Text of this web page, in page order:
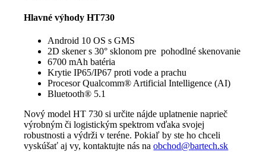
Hlavné výhody HT730
Android 10 OS s GMS
2D skener s 30° sklonom pre pohodlné skenovanie
6700 mAh batéria
Krytie IP65/IP67 proti vode a prachu
Procesor Qualcomm® Artificial Intelligence (AI)
Bluetooth® 5.1
Nový model HT 730 si určite nájde uplatnenie naprieč
výrobným či logistickým spektrom vďaka svojej
robustnosti a výdrži v teréne. Pokiaľ by ste ho chceli
vyskúšať aj vy, kontaktujte nás naobchod@bartech.sk